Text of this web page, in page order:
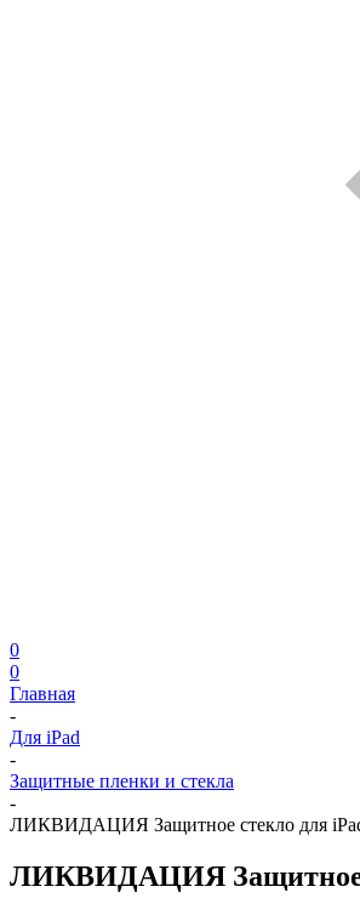
0
0
Главная
-
Для iPad
-
Защитные пленки и стекла
-
ЛИКВИДАЦИЯ Защитное стекло для iPad
ЛИКВИДАЦИЯ Защитное